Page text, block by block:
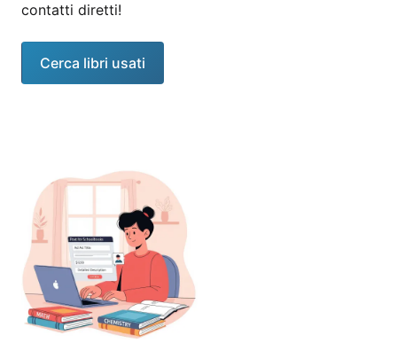
contatti diretti!
Cerca libri usati